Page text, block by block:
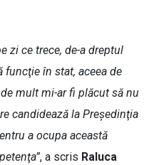
zi ce trece, de-a dreptul
în stat, aceea de
mult mi-ar fi plăcut să nu
candidează la Preşedinţia
a ocupa această
, a scris Raluca